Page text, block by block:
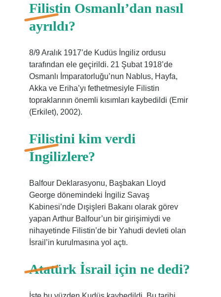
Filistin Osmanlı’dan nasıl
ayrıldı?
8/9 Aralık 1917’de Kudüs İngiliz ordusu
tarafından ele geçirildi. 21 Şubat 1918’de
Osmanlı İmparatorluğu’nun Nablus, Hayfa,
Akka ve Eriha’yı fethetmesiyle Filistin
topraklarının önemli kısımları kaybedildi (Emir
(Erkilet), 2002).
Filistini kim verdi
İngilizlere?
Balfour Deklarasyonu, Başbakan Lloyd
George dönemindeki İngiliz Savaş
Kabinesi’nde Dışişleri Bakanı olarak görev
yapan Arthur Balfour’un bir girişimiydi ve
nihayetinde Filistin’de bir Yahudi devleti olan
İsrail’in kurulmasına yol açtı.
Atatürk İsrail için ne dedi?